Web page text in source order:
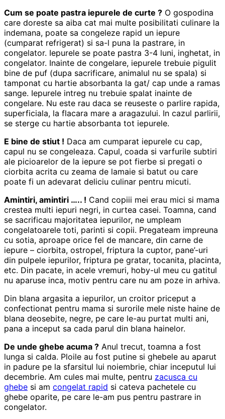
Cum se poate pastra iepurele de curte ? O gospodina
care doreste sa aiba cat mai multe posibilitati culinare la
indemana, poate sa congeleze rapid un iepure
(cumparat refrigerat) si sa-l puna la pastrare, in
congelator. Iepurele se poate pastra 3-4 luni, inghetat, in
congelator. Inainte de congelare, iepurele trebuie pigulit
bine de puf (dupa sacrificare, animalul nu se spala) si
tamponat cu hartie absorbanta la gat/ cap unde a ramas
sange. Iepurele intreg nu trebuie spalat inainte de
congelare. Nu este rau daca se reuseste o parlire rapida,
superficiala, la flacara mare a aragazului. In cazul parlirii,
se sterge cu hartie absorbanta tot iepurele.
E bine de stiut ! Daca am cumparat iepurele cu cap,
capul nu se congeleaza. Capul, coada si varfurile subtiri
ale picioarelor de la iepure se pot fierbe si pregati o
ciorbita acrita cu zeama de lamaie si batut ou care
poate fi un adevarat deliciu culinar pentru micuti.
Amintiri, amintiri ….. ! Cand copiii mei erau mici si mama
crestea multi iepuri negri, in curtea casei. Toamna, cand
se sacrificau majoritatea iepurilor, ne umpleam
congelatoarele toti, parinti si copii. Pregateam impreuna
cu sotia, aproape orice fel de mancare, din carne de
iepure – ciorbita, ostropel, friptura la cuptor, pane’-uri
din pulpele iepurilor, friptura pe gratar, tocanita, placinta,
etc. Din pacate, in acele vremuri, hoby-ul meu cu gatitul
nu aparuse inca, motiv pentru care nu am poze in arhiva.
Din blana argasita a iepurilor, un croitor priceput a
confectionat pentru mama si surorile mele niste haine de
blana deosebite, negre, pe care le-au purtat multi ani,
pana a inceput sa cada parul din blana hainelor.
De unde ghebe acuma ? Anul trecut, toamna a fost
lunga si calda. Ploile au fost putine si ghebele au aparut
in padure pe la sfarsitul lui noiembrie, chiar inceputul lui
decembrie. Am cules mai multe, pentru zacusca cu
ghebe si am congelat rapid si cateva pachetele cu
ghebe oparite, pe care le-am pus pentru pastrare in
congelator.